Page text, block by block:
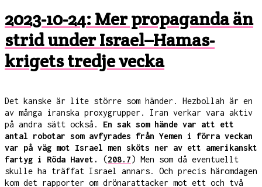
2023-10-24: Mer propaganda än
strid under Israel–Hamas-
krigets tredje vecka
Det kanske är lite större som händer. Hezbollah är en
av många iranska proxygrupper. Iran verkar vara aktiv
på andra sätt också. En sak som hände var att ett
antal robotar som avfyrades från Yemen i förra veckan
var på väg mot Israel men sköts ner av ett amerikanskt
fartyg i Röda Havet.
(208.7) Men som då eventuellt
skulle ha träffat Israel annars. Och precis häromdagen
kom det rapporter om drönarattacker mot ett och två